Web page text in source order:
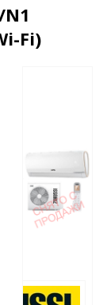
N1
Fi)